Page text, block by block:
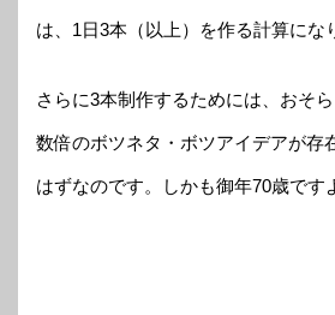
は、1日3本（以上）を作る計算にな
さらに3本制作するためには、おそ
数倍のボツネタ・ボツアイデアが存
はずなのです。しかも御年70歳です